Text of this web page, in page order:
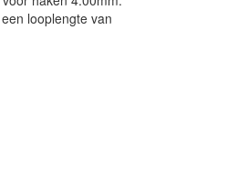
looplengte van